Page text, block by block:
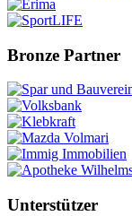
Bronze Partner
Unterstützer